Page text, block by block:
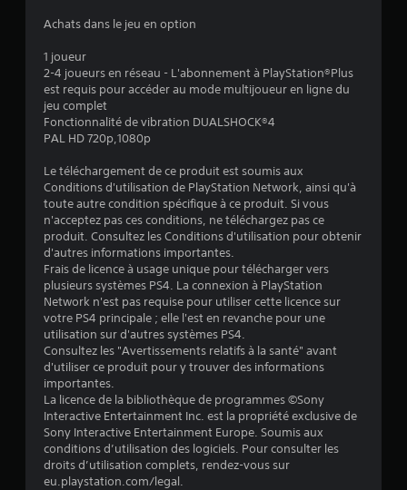
s
r
6
a
Achats dans le jeu en option
1 joueur
2-4 joueurs en réseau - L'abonnement à PlayStation®Plus
est requis pour accéder au mode multijoueur en ligne du
jeu complet
Fonctionnalité de vibration DUALSHOCK®4
PAL HD 720p,1080p
Le téléchargement de ce produit est soumis aux
Conditions d'utilisation de PlayStation Network, ainsi qu'à
toute autre condition spécifique à ce produit. Si vous
n'acceptez pas ces conditions, ne téléchargez pas ce
produit. Consultez les Conditions d'utilisation pour obtenir
d'autres informations importantes.
Frais de licence à usage unique pour télécharger vers
plusieurs systèmes PS4. La connexion à PlayStation
Network n'est pas requise pour utiliser cette licence sur
votre PS4 principale ; elle l'est en revanche pour une
utilisation sur d'autres systèmes PS4.
Consultez les "Avertissements relatifs à la santé" avant
d'utiliser ce produit pour y trouver des informations
importantes.
La licence de la bibliothèque de programmes ©Sony
Interactive Entertainment Inc. est la propriété exclusive de
Sony Interactive Entertainment Europe. Soumis aux
conditions d’utilisation des logiciels. Pour consulter les
droits d’utilisation complets, rendez-vous sur
eu.playstation.com/legal.